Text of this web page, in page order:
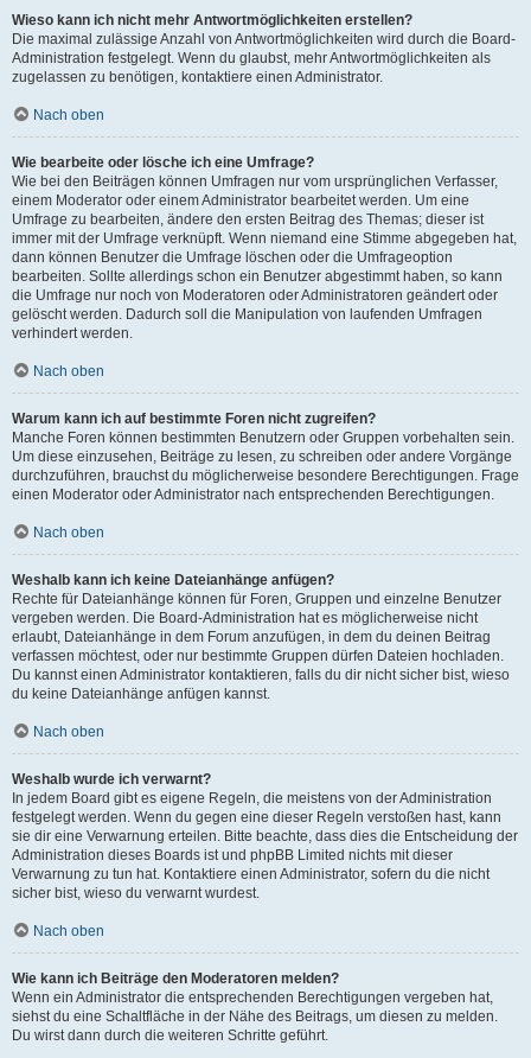
Wieso kann ich nicht mehr Antwortmöglichkeiten erstellen?
Die maximal zulässige Anzahl von Antwortmöglichkeiten wird durch die Board-
Administration festgelegt. Wenn du glaubst, mehr Antwortmöglichkeiten als
zugelassen zu benötigen, kontaktiere einen Administrator.
Nach oben
Wie bearbeite oder lösche ich eine Umfrage?
Wie bei den Beiträgen können Umfragen nur vom ursprünglichen Verfasser,
einem Moderator oder einem Administrator bearbeitet werden. Um eine
Umfrage zu bearbeiten, ändere den ersten Beitrag des Themas; dieser ist
immer mit der Umfrage verknüpft. Wenn niemand eine Stimme abgegeben hat,
dann können Benutzer die Umfrage löschen oder die Umfrageoption
bearbeiten. Sollte allerdings schon ein Benutzer abgestimmt haben, so kann
die Umfrage nur noch von Moderatoren oder Administratoren geändert oder
gelöscht werden. Dadurch soll die Manipulation von laufenden Umfragen
verhindert werden.
Nach oben
Warum kann ich auf bestimmte Foren nicht zugreifen?
Manche Foren können bestimmten Benutzern oder Gruppen vorbehalten sein.
Um diese einzusehen, Beiträge zu lesen, zu schreiben oder andere Vorgänge
durchzuführen, brauchst du möglicherweise besondere Berechtigungen. Frage
einen Moderator oder Administrator nach entsprechenden Berechtigungen.
Nach oben
Weshalb kann ich keine Dateianhänge anfügen?
Rechte für Dateianhänge können für Foren, Gruppen und einzelne Benutzer
vergeben werden. Die Board-Administration hat es möglicherweise nicht
erlaubt, Dateianhänge in dem Forum anzufügen, in dem du deinen Beitrag
verfassen möchtest, oder nur bestimmte Gruppen dürfen Dateien hochladen.
Du kannst einen Administrator kontaktieren, falls du dir nicht sicher bist, wieso
du keine Dateianhänge anfügen kannst.
Nach oben
Weshalb wurde ich verwarnt?
In jedem Board gibt es eigene Regeln, die meistens von der Administration
festgelegt werden. Wenn du gegen eine dieser Regeln verstoßen hast, kann
sie dir eine Verwarnung erteilen. Bitte beachte, dass dies die Entscheidung der
Administration dieses Boards ist und phpBB Limited nichts mit dieser
Verwarnung zu tun hat. Kontaktiere einen Administrator, sofern du die nicht
sicher bist, wieso du verwarnt wurdest.
Nach oben
Wie kann ich Beiträge den Moderatoren melden?
Wenn ein Administrator die entsprechenden Berechtigungen vergeben hat,
siehst du eine Schaltfläche in der Nähe des Beitrags, um diesen zu melden.
Du wirst dann durch die weiteren Schritte geführt.